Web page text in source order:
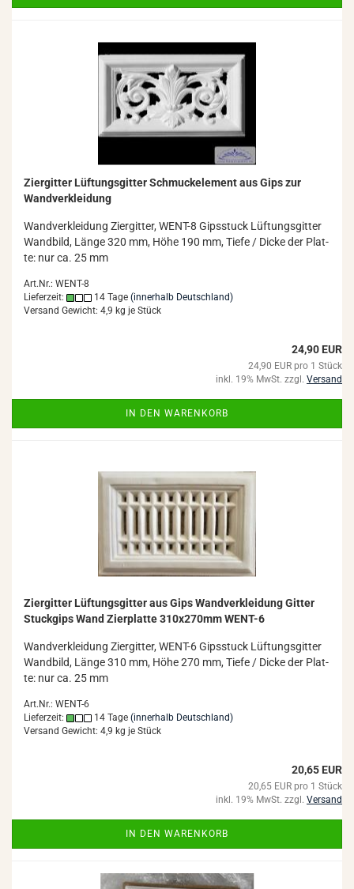
Zi­er­git­ter Lüf­tungs­git­ter Schmuck­ele­ment aus Gips zur
Wand­ver­klei­dung
Wand­ver­klei­dung Zi­er­git­ter, WENT-​8 Gips­stuck Lüf­tungs­git­ter
Wand­bild, Länge 320 mm, Höhe 190 mm, Tiefe / Dicke der Plat­
te: nur ca. 25 mm
Art.Nr.: WENT-8
Lieferzeit:
14 Tage (innerhalb Deutschland)
Versand Gewicht: 4,9 kg je Stück
24,90 EUR
24,90 EUR pro 1 Stück
inkl. 19% MwSt. zzgl. Versand
IN DEN WARENKORB
Zi­er­git­ter Lüf­tungs­git­ter aus Gips Wand­ver­klei­dung Git­ter
Stuck­gips Wand Zier­plat­te 310x270mm WENT-​6
Wand­ver­klei­dung Zi­er­git­ter, WENT-​6 Gips­stuck Lüf­tungs­git­ter
Wand­bild, Länge 310 mm, Höhe 270 mm, Tiefe / Dicke der Plat­
te: nur ca. 25 mm
Art.Nr.: WENT-6
Lieferzeit:
14 Tage (innerhalb Deutschland)
Versand Gewicht: 4,9 kg je Stück
20,65 EUR
20,65 EUR pro 1 Stück
inkl. 19% MwSt. zzgl. Versand
IN DEN WARENKORB